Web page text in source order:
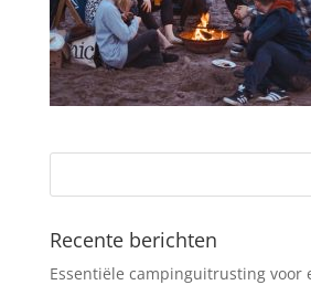
Recente berichten
Essentiële campinguitrusting voor